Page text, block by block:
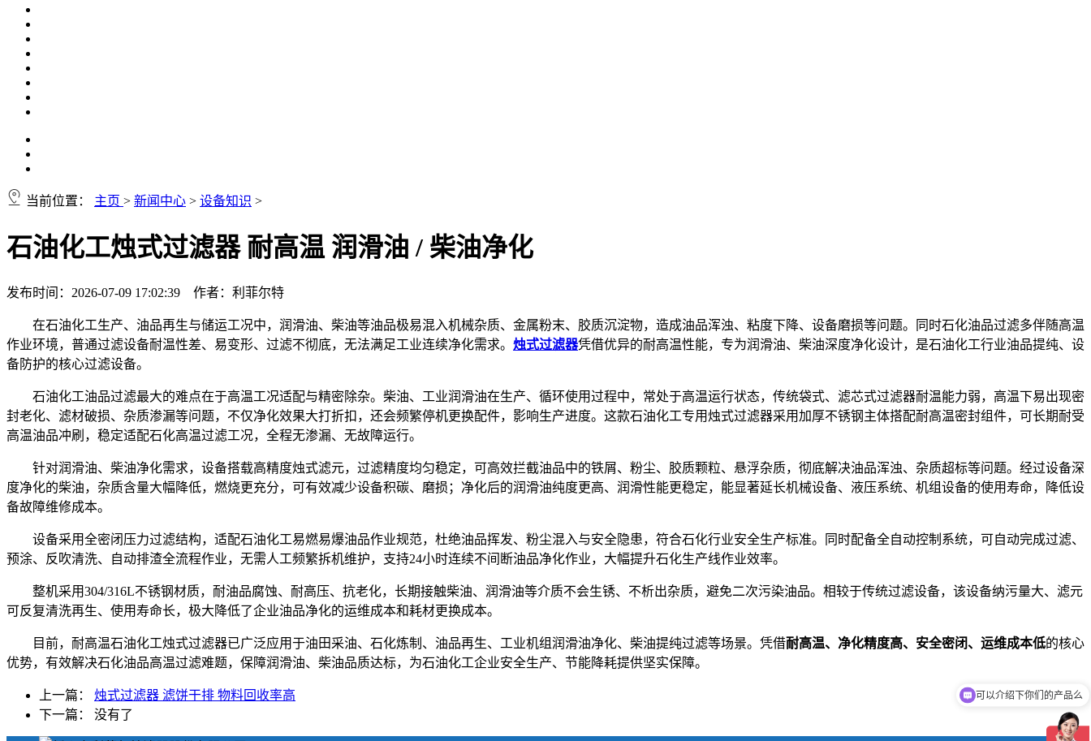
当前位置： 主页 > 新闻中心 > 设备知识 >
石油化工烛式过滤器 耐高温 润滑油 / 柴油净化
发布时间：2026-07-09 17:02:39 作者：利菲尔特
在石油化工生产、油品再生与储运工况中，润滑油、柴油等油品极易混入机械杂质、金属粉末、胶质沉淀物，造成油品浑浊、粘度下降、设备磨损等问题。同时石化油品过滤多伴随高温
作业环境，普通过滤设备耐温性差、易变形、过滤不彻底，无法满足工业连续净化需求。 烛式过滤器凭借优异的耐高温性能，专为润滑油、柴油深度净化设计，是石油化工行业油品提纯、设
备防护的核心过滤设备。
石油化工油品过滤最大的难点在于高温工况适配与精密除杂。柴油、工业润滑油在生产、循环使用过程中，常处于高温运行状态，传统袋式、滤芯式过滤器耐温能力弱，高温下易出现密
封老化、滤材破损、杂质渗漏等问题，不仅净化效果大打折扣，还会频繁停机更换配件，影响生产进度。这款石油化工专用烛式过滤器采用加厚不锈钢主体搭配耐高温密封组件，可长期耐受
高温油品冲刷，稳定适配石化高温过滤工况，全程无渗漏、无故障运行。
针对润滑油、柴油净化需求，设备搭载高精度烛式滤元，过滤精度均匀稳定，可高效拦截油品中的铁屑、粉尘、胶质颗粒、悬浮杂质，彻底解决油品浑浊、杂质超标等问题。经过设备深
度净化的柴油，杂质含量大幅降低，燃烧更充分，可有效减少设备积碳、磨损；净化后的润滑油纯度更高、润滑性能更稳定，能显著延长机械设备、液压系统、机组设备的使用寿命，降低设
备故障维修成本。
设备采用全密闭压力过滤结构，适配石油化工易燃易爆油品作业规范，杜绝油品挥发、粉尘混入与安全隐患，符合石化行业安全生产标准。同时配备全自动控制系统，可自动完成过滤、
预涂、反吹清洗、自动排渣全流程作业，无需人工频繁拆机维护，支持24小时连续不间断油品净化作业，大幅提升石化生产线作业效率。
整机采用304/316L不锈钢材质，耐油品腐蚀、耐高压、抗老化，长期接触柴油、润滑油等介质不会生锈、不析出杂质，避免二次污染油品。相较于传统过滤设备，该设备纳污量大、滤元
可反复清洗再生、使用寿命长，极大降低了企业油品净化的运维成本和耗材更换成本。
目前，耐高温石油化工烛式过滤器已广泛应用于油田采油、石化炼制、油品再生、工业机组润滑油净化、柴油提纯过滤等场景。凭借耐高温、净化精度高、安全密闭、运维成本低的核心
优势，有效解决石化油品高温过滤难题，保障润滑油、柴油品质达标，为石油化工企业安全生产、节能降耗提供坚实保障。
上一篇： 烛式过滤器 滤饼干排 物料回收率高
下一篇： 没有了
可以介绍下你们的产品么